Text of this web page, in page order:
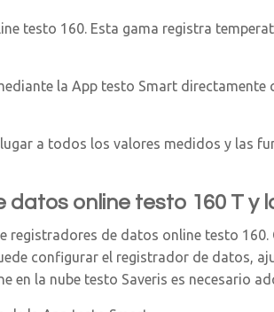
testo 160. Esta gama registra
la App testo Smart
a todos los valores medidos y las
online testo 160 T y
registradores de datos online testo
configurar el registrador de datos,
la nube testo Saveris es necesario